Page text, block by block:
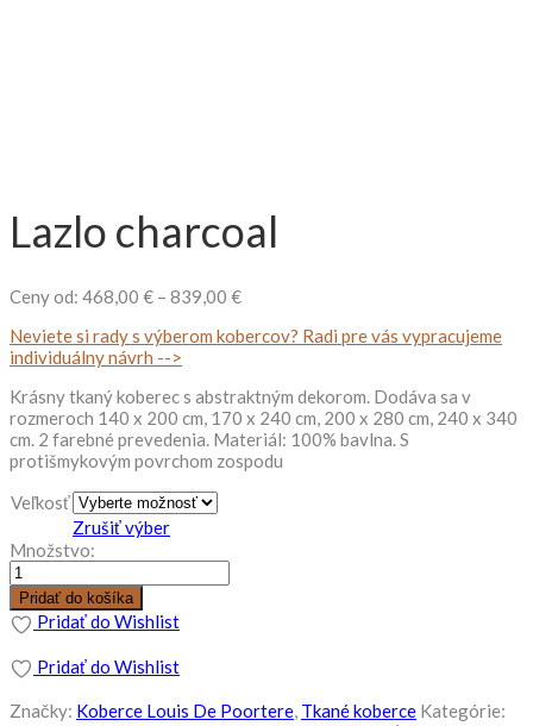
Lazlo charcoal
Ceny od: 468,00 € – 839,00 €Price
468,00 €
Neviete si rady s výberom kobercov? Radi pre vás vypracujeme
individuálny návrh -->
Krásny tkaný koberec s abstraktným dekorom. Dodáva sa v
rozmeroch 140 x 200 cm, 170 x 240 cm, 200 x 280 cm, 240 x 340
cm. 2 farebné prevedenia. Materiál: 100% bavlna. S
protišmykovým povrchom zospodu
Veľkosť
Zrušiť výber
Množstvo:
Pridať do košíka
Pridať do Wishlist
Pridať do Wishlist
Značky: Koberce Louis De Poortere, Tkané koberce Kategórie: